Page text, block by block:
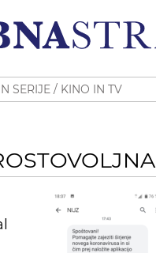
SERIJE / KINO IN TV